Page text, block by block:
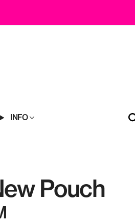
INFO
Pouch